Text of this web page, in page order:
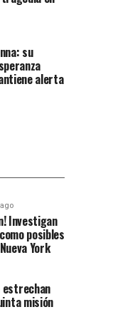
su
alerta
Investigan
posibles
York
estrechan
misión